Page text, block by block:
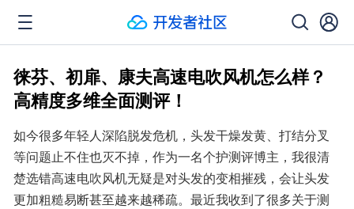
徕芬、初扉、康夫高速电吹风机怎么样？
高精度多维全面测评！
如今很多年轻人深陷脱发危机，头发干燥发黄、打结分叉
等问题止不住也灭不掉，作为一名个护测评博主，我很清
楚选错高速电吹风机无疑是对头发的变相摧残，会让头发
更加粗糙易断甚至越来越稀疏。最近我收到了很多关于测